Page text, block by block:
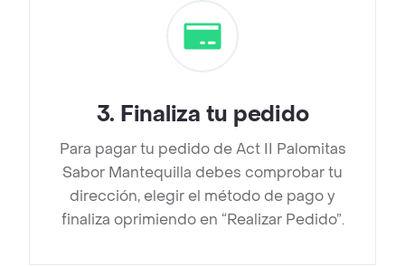
3. Finaliza tu pedido
Para pagar tu pedido de Act II Palomitas
Sabor Mantequilla debes comprobar tu
dirección, elegir el método de pago y
finaliza oprimiendo en “Realizar Pedido”.